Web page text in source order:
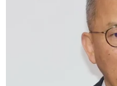
lượng Ukraine tiếp tục
soát các khu vực gần